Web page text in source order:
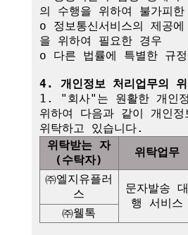
의 수행을 위하여 불가피
o 정보통신서비스의 제공
을 위하여 필요한 경우
o 다른 법률에 특별한 규
4. 개인정보 처리업무의
1. "회사"는 원활한 개인
위하여 다음과 같이 개인정
위탁받는 자
(수탁자)
위탁업무
㈜엘지유플러
스
문자발송 대
행 서비스
㈜웰톡